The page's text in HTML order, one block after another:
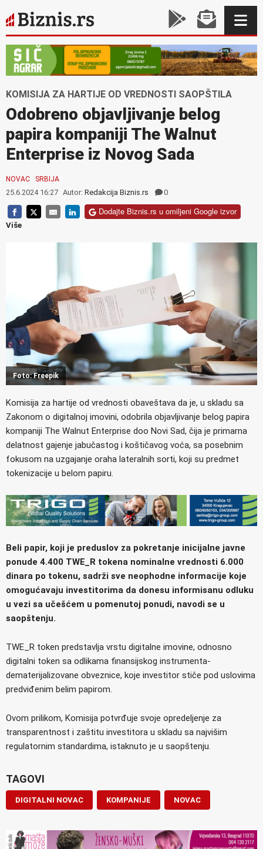
KOMISIJA ZA HARTIJE OD VREDNOSTI SAOPŠTILA
Odobreno objavljivanje belog
papira kompaniji The Walnut
Enterprise iz Novog Sada
NOVAC SRBIJA
25.6.2024 16:27 Autor: Redakcija Biznis.rs 0
Dodajte Biznis.rs u omiljeni Google izvor
Više
Foto: Freepik
Komisija za hartije od vrednosti obaveštava da je, u skladu sa
Zakonom o digitalnoj imovini, odobrila objavljivanje belog papira
kompaniji The Walnut Enterprise doo Novi Sad, čija je primarna
delatnost gajenje jabučastog i koštičavog voća, sa posebnim
fokusom na uzgajanje oraha lateralnih sorti, koji su predmet
tokenizacije u belom papiru.
Beli papir, koji je preduslov za pokretanje inicijalne javne
ponude 4.400 TWE_R tokena nominalne vrednosti 6.000
dinara po tokenu, sadrži sve neophodne informacije koje
omogućavaju investitorima da donesu informisanu odluku
u vezi sa učešćem u pomenutoj ponudi, navodi se u
saopštenju.
TWE_R token predstavlja vrstu digitalne imovine, odnosno
digitalni token sa odlikama finansijskog instrumenta-
dematerijalizovane obveznice, koje investitor stiče pod uslovima
predviđenim belim papirom.
Ovom prilikom, Komisija potvrđuje svoje opredeljenje za
transparentnost i zaštitu investitora u skladu sa najvišim
regulatornim standardima, istaknuto je u saopštenju.
TAGOVI
DIGITALNI NOVAC KOMPANIJE NOVAC